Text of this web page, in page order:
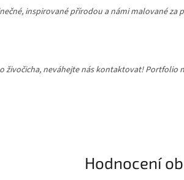
inspirované přírodou a námi malované
živočicha, neváhejte nás kontaktovat!
Hodnocení